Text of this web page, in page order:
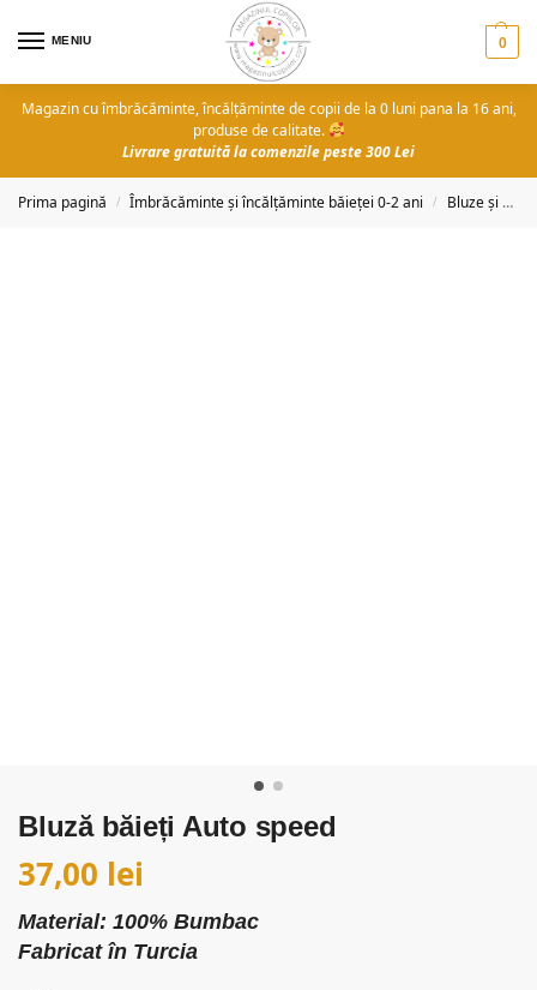
MENIU 0
Magazin cu îmbrăcăminte, încălțăminte de copii de la 0 luni pana la 16 ani,
produse de calitate.
Livrare gratuită la comenzile peste 300 Lei
Prima pagină / Îmbrăcăminte și încălțăminte băieței 0-2 ani / Bluze și pantaloni
Bluză băieți Auto speed
37,00 lei
Material: 100% Bumbac
Fabricat în Turcia